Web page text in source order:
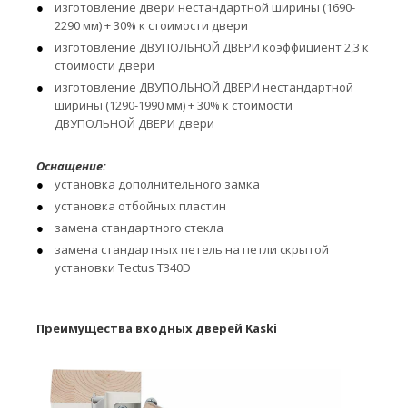
изготовление двери нестандартной ширины (1690-
2290 мм) + 30% к стоимости двери
изготовление ДВУПОЛЬНОЙ ДВЕРИ коэффициент 2,3 к
стоимости двери
изготовление ДВУПОЛЬНОЙ ДВЕРИ нестандартной
ширины (1290-1990 мм) + 30% к стоимости
ДВУПОЛЬНОЙ ДВЕРИ двери
Оснащение:
установка дополнительного замка
установка отбойных пластин
замена стандартного стекла
замена стандартных петель на петли скрытой
установки Tectus T340D
Преимущества входных дверей Kaski